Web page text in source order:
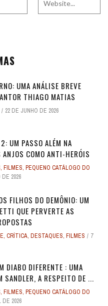
UMA ANÁLISE BREVE
THIAGO MATIAS
22 DE JUNHO DE 2026
UM PASSO ALÉM NA
ANJOS COMO ANTI-HERÓIS
, FILMES, PEQUENO CATÁLOGO DO
2026
FILHOS DO DEMÔNIO: UM
QUE PERVERTE AS
, CRÍTICA, DESTAQUES, FILMES
7
DIABO DIFERENTE : UMA
SANDLER, A RESPEITO DE ...
, FILMES, PEQUENO CATÁLOGO DO
DE 2026